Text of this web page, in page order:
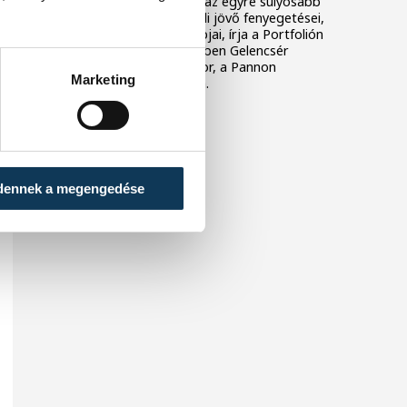
Marketing
a megengedése
aszályok már nem a távoli jövő fenyegetései,
hanem a jelen mindennapjai, írja a Portfolión
megjelent véleménycikkében Gelencsér
András vegyészprofesszor, a Pannon
Egyetem korábbi rektora.